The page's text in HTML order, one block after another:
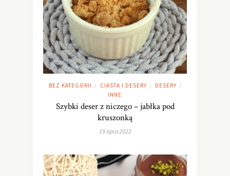
BEZ KATEGORII / CIASTA I DESERY / DESERY /
INNE
Szybki deser z niczego – jabłka pod
kruszonką
19 lipca 2022